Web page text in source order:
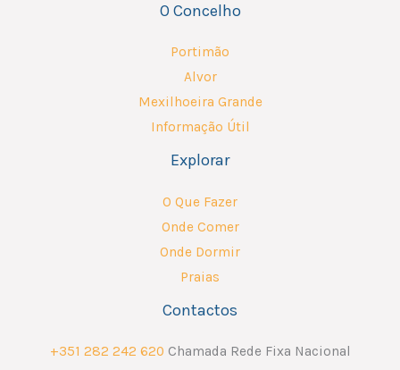
O Concelho
Portimão
Alvor
Mexilhoeira Grande
Informação Útil
Explorar
O Que Fazer
Onde Comer
Onde Dormir
Praias
Contactos
+351 282 242 620 Chamada Rede Fixa Nacional